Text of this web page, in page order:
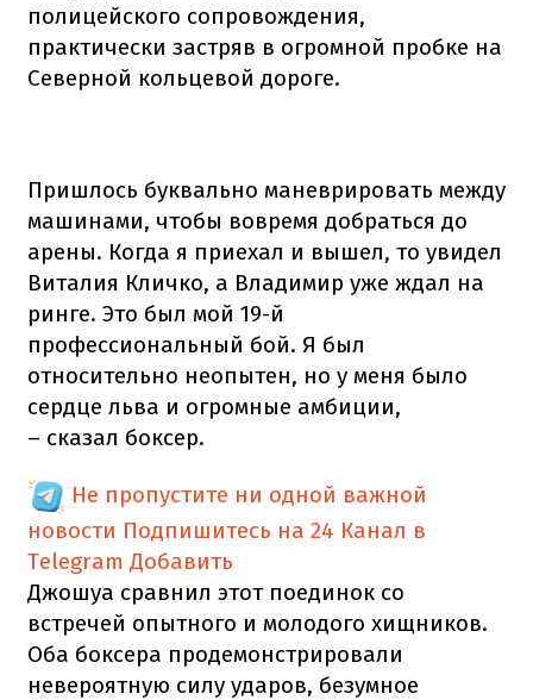
полицейского сопровождения,
практически застряв в огромной пробке на
Северной кольцевой дороге.
Пришлось буквально маневрировать между
машинами, чтобы вовремя добраться до
арены. Когда я приехал и вышел, то увидел
Виталия Кличко, а Владимир уже ждал на
ринге. Это был мой 19-й
профессиональный бой. Я был
относительно неопытен, но у меня было
сердце льва и огромные амбиции,
– сказал боксер.
Не пропустите ни одной важной
новости Подпишитесь на 24 Канал в
Telegram Добавить
Джошуа сравнил этот поединок со
встречей опытного и молодого хищников.
Оба боксера продемонстрировали
невероятную силу ударов, безумное